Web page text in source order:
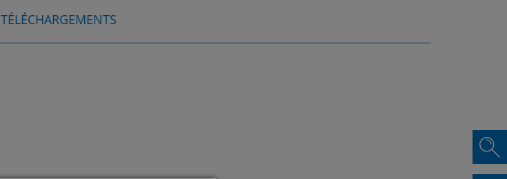
TÉLÉCHARGEMENTS